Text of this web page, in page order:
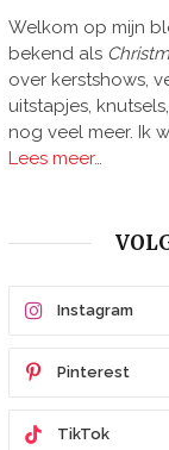
Welkom op mijn
bekend als
over kerstshows,
uitstapjes,
nog veel meer. Ik
Lees meer…
Instagram
Pinterest
TikTok